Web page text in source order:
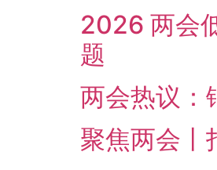
2026 两会
题
两会热议：
聚焦两会丨